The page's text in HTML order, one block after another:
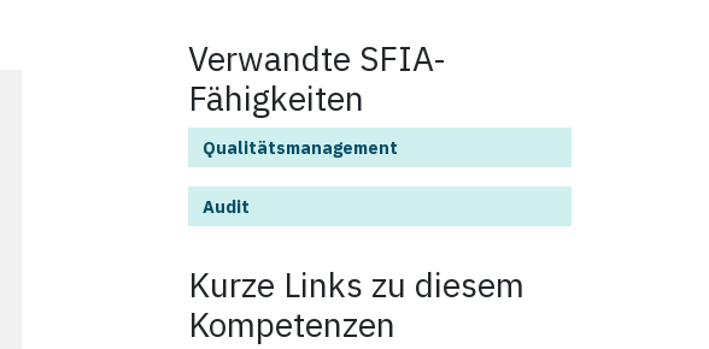
Verwandte SFIA-
Fähigkeiten
Qualitätsmanagement
Audit
Kurze Links zu diesem
Kompetenzen